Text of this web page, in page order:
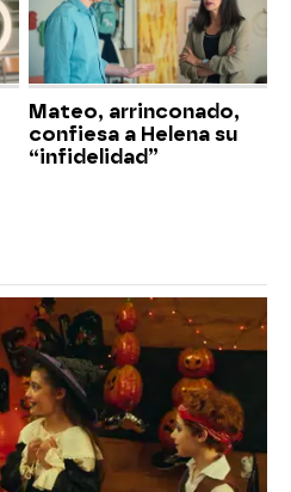
Mateo, arrinconado,
confiesa a Helena su
“infidelidad”